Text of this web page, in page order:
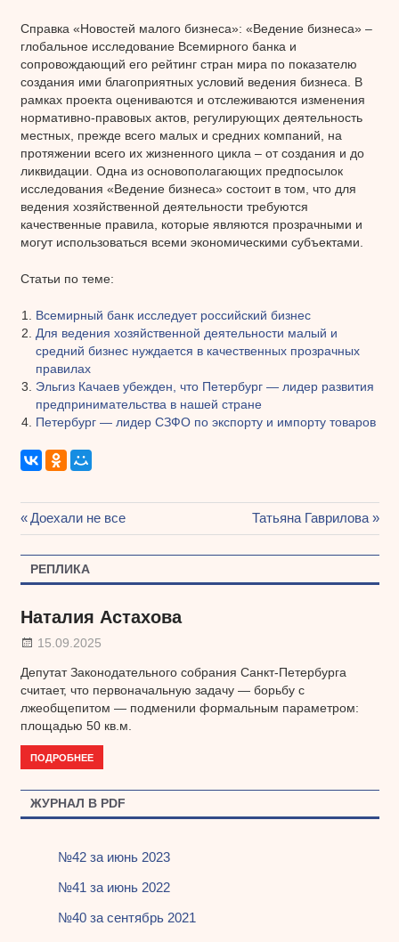
Справка «Новостей малого бизнеса»: «Ведение бизнеса» –
глобальное исследование Всемирного банка и
сопровождающий его рейтинг стран мира по показателю
создания ими благоприятных условий ведения бизнеса. В
рамках проекта оцениваются и отслеживаются изменения
нормативно-правовых актов, регулирующих деятельность
местных, прежде всего малых и средних компаний, на
протяжении всего их жизненного цикла – от создания и до
ликвидации. Одна из основополагающих предпосылок
исследования «Ведение бизнеса» состоит в том, что для
ведения хозяйственной деятельности требуются
качественные правила, которые являются прозрачными и
могут использоваться всеми экономическими субъектами.
Статьи по теме:
Всемирный банк исследует российский бизнес
Для ведения хозяйственной деятельности малый и
средний бизнес нуждается в качественных прозрачных
правилах
Эльгиз Качаев убежден, что Петербург — лидер развития
предпринимательства в нашей стране
Петербург — лидер СЗФО по экспорту и импорту товаров
Навигация
по
записям
Предыдущая
запись:
Доехали не все
Следующая
запись:
Татьяна Гаврилова
РЕПЛИКА
Наталия Астахова
15.09.2025
Депутат Законодательного собрания Санкт-Петербурга
считает, что первоначальную задачу — борьбу с
лжеобщепитом — подменили формальным параметром:
площадью 50 кв.м.
ПОДРОБНЕЕ
ЖУРНАЛ В PDF
№42 за июнь 2023
№41 за июнь 2022
№40 за сентябрь 2021